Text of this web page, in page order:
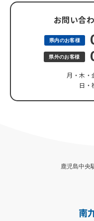
お問い合
県内のお客様
県外のお客様
月・木
日・
鹿児島中央